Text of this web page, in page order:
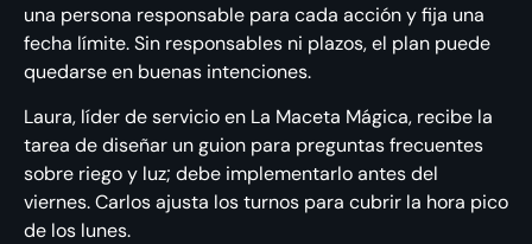
una persona responsable para cada acción y fija una
fecha límite. Sin responsables ni plazos, el plan puede
quedarse en buenas intenciones.
Laura, líder de servicio en La Maceta Mágica, recibe la
tarea de diseñar un guion para preguntas frecuentes
sobre riego y luz; debe implementarlo antes del
viernes. Carlos ajusta los turnos para cubrir la hora pico
de los lunes.